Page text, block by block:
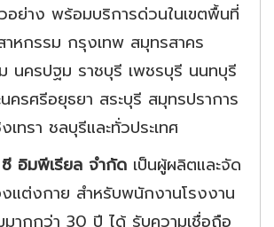
อย่าง พร้อมบริการด่วนในเขตพื้นที่
หกรรม กรุงเทพ สมุทรสาคร
นครปฐม ราชบุรี เพชรบุรี นนทบุรี
ครศรีอยุธยา สระบุรี สมุทรปราการ
งเทรา ชลบุรีและทั่วประเทศ
อิมพีเรียล จำกัด เป็นผู้ผลิตและจัด
งแต่งกาย สำหรับพนักงานโรงงาน
ากกว่า 30 ปี ได้ รับความเชื่อถือ